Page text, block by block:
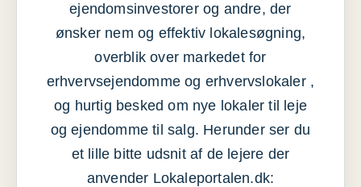
ejendomsinvestorer og andre, der
ønsker nem og effektiv lokalesøgning,
overblik over markedet for
erhvervsejendomme og erhvervslokaler ,
og hurtig besked om nye lokaler til leje
og ejendomme til salg. Herunder ser du
et lille bitte udsnit af de lejere der
anvender Lokaleportalen.dk: